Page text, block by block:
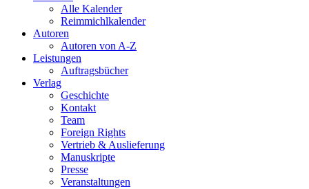
Alle Kalender
Reimmichlkalender
Autoren
Autoren von A-Z
Leistungen
Auftragsbücher
Verlag
Geschichte
Kontakt
Team
Foreign Rights
Vertrieb & Auslieferung
Manuskripte
Presse
Veranstaltungen